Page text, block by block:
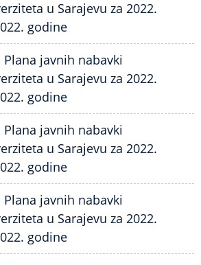
u Sarajevu za 2022.
godine
javnih nabavki
u Sarajevu za 2022.
godine
javnih nabavki
u Sarajevu za 2022.
godine
javnih nabavki
u Sarajevu za 2022.
godine